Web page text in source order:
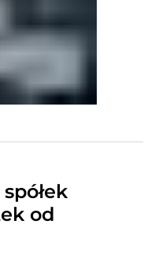
od